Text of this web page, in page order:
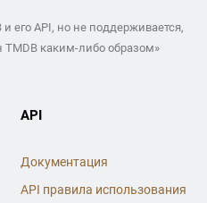
его API, но не поддерживается,
TMDB каким-либо образом»
API
Документация
API правила использования